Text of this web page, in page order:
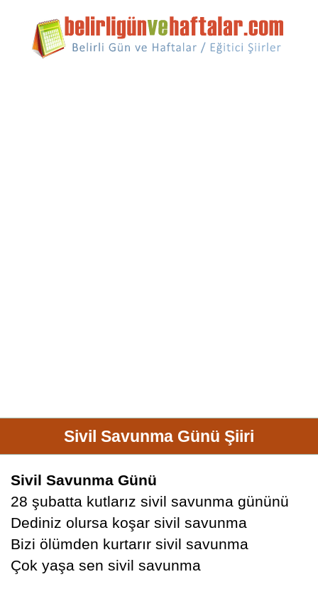
Sivil Savunma Günü Şiiri
Sivil Savunma Günü
28 şubatta kutlarız sivil savunma gününü
Dediniz olursa koşar sivil savunma
Bizi ölümden kurtarır sivil savunma
Çok yaşa sen sivil savunma